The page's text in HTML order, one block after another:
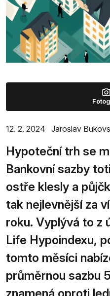
12. 2. 2024 Jaroslav
Hypoteční trh se
Bankovní sazby
ostře klesly a
tak nejlevnější za
roku. Vyplývá to z
Life Hypoindexu,
tomto měsíci
průměrnou sazbu
znamená oproti